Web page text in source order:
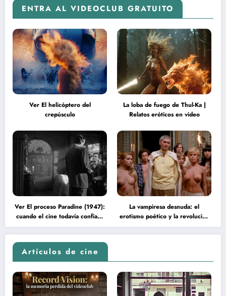
ENTRA AL VIDEOCLUB GRATUITO
Ver El helicóptero del
crepúsculo
La loba de fuego de Thul-Ka |
Relatos eróticos en video
Ver El proceso Paradine (1947):
cuando el cine todavía confiaba
en la inteligencia del espectador
La vampiresa desnuda: el
erotismo poético y la revolución
psicodélica de Jean Rollin
Artículos de cine